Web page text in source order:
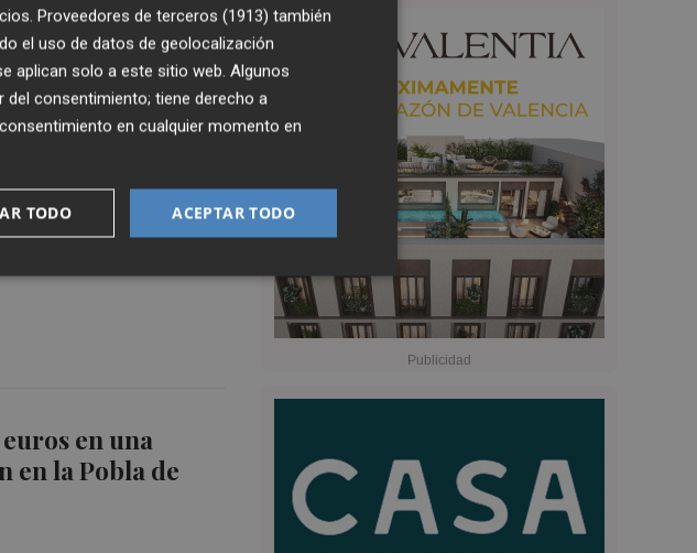
Vallbona avanza
como el
en una
en la Pobla de
Proveedores de terceros (1913) también
el uso de datos de geolocalización
aplican solo a este sitio web. Algunos
del consentimiento; tiene derecho a
en cualquier momento en
ACEPTAR TODO
TODO